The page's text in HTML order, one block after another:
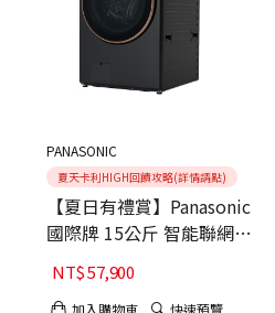
PANASONIC
夏天卡利HIGH回饋攻略(詳情請點)
【夏日有禮賞】Panasonic
國際牌 15公斤 智能聯網系
列 變頻溫水 熱泵式滾筒洗
衣機 NA-V150RPH-K 舊機
NT$57,900
加入購物車 快速預覽